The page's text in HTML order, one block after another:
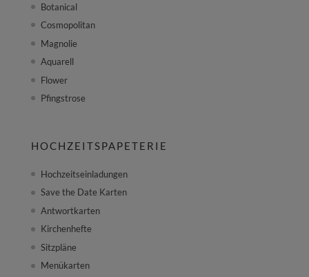
Botanical
Cosmopolitan
Magnolie
Aquarell
Flower
Pfingstrose
HOCHZEITSPAPETERIE
Hochzeitseinladungen
Save the Date Karten
Antwortkarten
Kirchenhefte
Sitzpläne
Menükarten